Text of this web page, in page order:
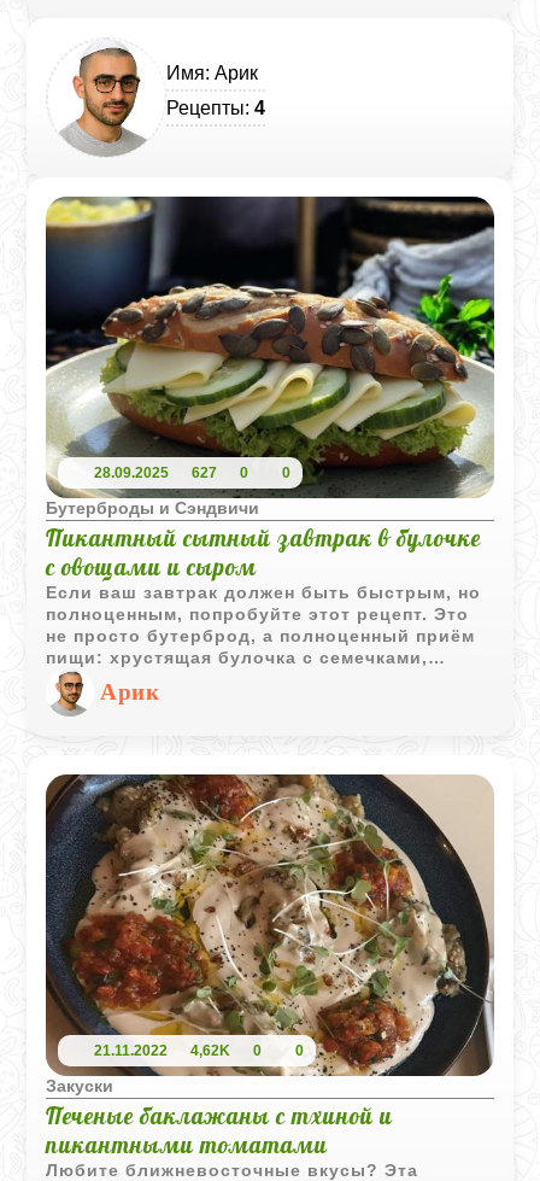
Имя: Арик
Рецепты:4
28.09.2025 627 0 0
Бутерброды и Сэндвичи
Пикантный сытный завтрак в булочке
с овощами и сыром
Если ваш завтрак должен быть быстрым, но
полноценным, попробуйте этот рецепт. Это
не просто бутерброд, а полноценный приём
пищи: хрустящая булочка с семечками,
обогащенная питательной намазкой на
основе авокадо и варёного яйца.
Добавление сыра и свежих огурцов
обеспечивает прекрасный вкус и нужную
Арик
21.11.2022 4,62K 0 0
Закуски
Печеные баклажаны с тхиной и
пикантными томатами
Любите ближневосточные вкусы? Эта